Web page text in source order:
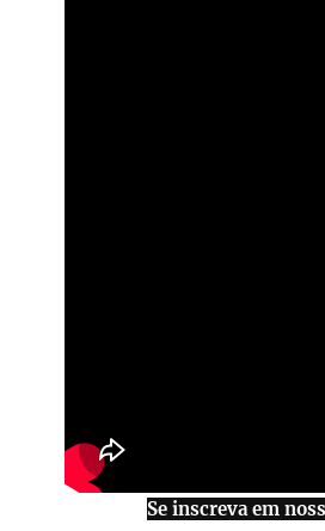
Se inscreva em